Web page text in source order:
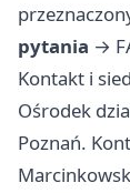
pytania →
Kontakt i
Ośrodek
Poznań.